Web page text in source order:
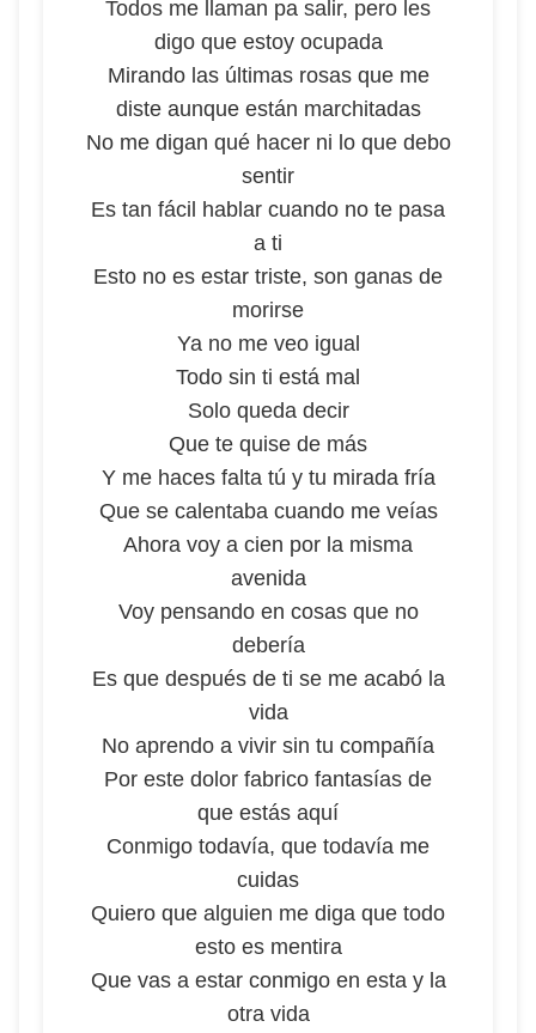
Todos me llaman pa salir, pero les
digo que estoy ocupada
Mirando las últimas rosas que me
diste aunque están marchitadas
No me digan qué hacer ni lo que debo
sentir
Es tan fácil hablar cuando no te pasa
a ti
Esto no es estar triste, son ganas de
morirse
Ya no me veo igual
Todo sin ti está mal
Solo queda decir
Que te quise de más
Y me haces falta tú y tu mirada fría
Que se calentaba cuando me veías
Ahora voy a cien por la misma
avenida
Voy pensando en cosas que no
debería
Es que después de ti se me acabó la
vida
No aprendo a vivir sin tu compañía
Por este dolor fabrico fantasías de
que estás aquí
Conmigo todavía, que todavía me
cuidas
Quiero que alguien me diga que todo
esto es mentira
Que vas a estar conmigo en esta y la
otra vida